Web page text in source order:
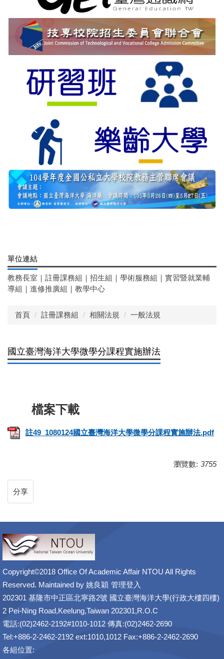
單位連結
教務長室 ｜ 註冊課務組 ｜ 招生組 ｜ 學術服務組 ｜ 實習暨就業輔
導組 ｜ 進修推廣組 ｜ 教學中心
首頁 註冊課務組 相關法規 一般法規
國立臺灣海洋大學微學分課程實施辦法
註49_1080124國立臺灣海洋大學微學分課程實施辦法.pdf
瀏覽數: 3755
分享
Copyright©2018 Office Of Academic Affair NTOU All Rights
Reserved. Maintained by 姚良穎 管理登入
202301 基隆市中正區北寧路2號 國立臺灣海洋大學(行政大樓四樓)
2 Pei-Ning Road,Keelung,Taiwan 202301,R.O.C
電話:(02)2462-2192#1010-1012 傳真:(02)2462-2690
Tel:+886-2-2462-2192 ext:1010,1012 Fax:+886-2-2462-2690
各組位置: